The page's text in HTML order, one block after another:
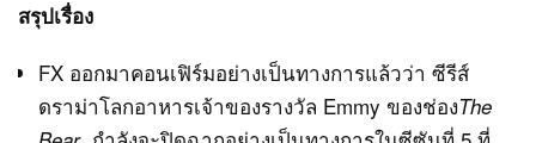
สรุปเรื่อง
FX ออกมาคอนเฟิร์มอย่างเป็นทางการแล้วว่า ซีรีส์
ดราม่าโลกอาหารเจ้าของรางวัล Emmy ของช่องThe